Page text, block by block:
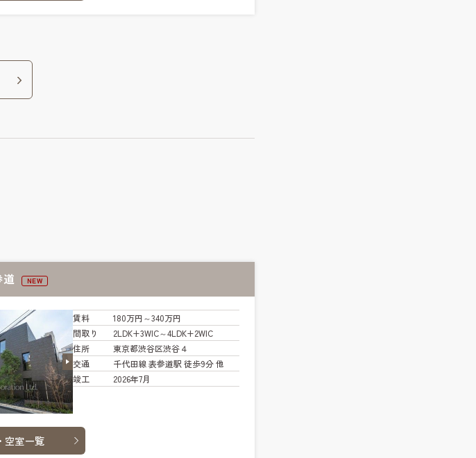
NEW
賃料
180万円～340万円
間取り
2LDK+3WIC～4LDK+2WIC
住所
東京都渋谷区渋谷４
交通
千代田線 表参道駅 徒歩9分 他
竣工
2026年7月
空室一覧